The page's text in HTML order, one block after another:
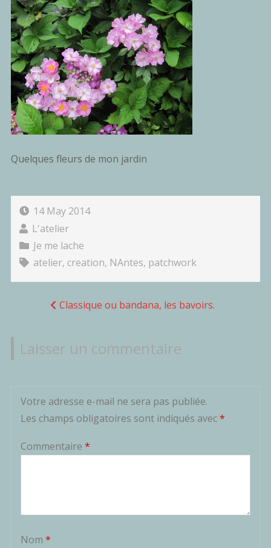
Quelques fleurs de mon jardin
14 May 2014
L'atelier
Je me lache
atelier, creation, NAntes, patchwork
Navigation
l’article
Classique ou bandana, les bavoirs.
Laisser un commentaire
Votre adresse e-mail ne sera pas publiée.
Les champs obligatoires sont indiqués avec*
Commentaire *
Nom *